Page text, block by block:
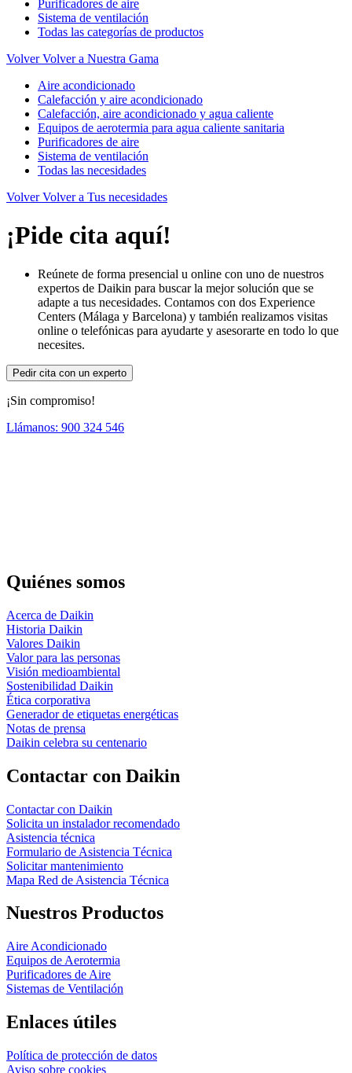
Purificadores de aire
Sistema de ventilación
Todas las categorías de productos
Volver Volver a Nuestra Gama
Aire acondicionado
Calefacción y aire acondicionado
Calefacción, aire acondicionado y agua caliente
Equipos de aerotermia para agua caliente sanitaria
Purificadores de aire
Sistema de ventilación
Todas las necesidades
Volver Volver a Tus necesidades
¡Pide cita aquí!
Reúnete de forma presencial u online con uno de nuestros
expertos de Daikin para buscar la mejor solución que se
adapte a tus necesidades. Contamos con dos Experience
Centers (Málaga y Barcelona) y también realizamos visitas
online o telefónicas para ayudarte y asesorarte en todo lo que
necesites.
Pedir cita con un experto
¡Sin compromiso!
Llámanos: 900 324 546
Quiénes somos
Acerca de Daikin
Historia Daikin
Valores Daikin
Valor para las personas
Visión medioambiental
Sostenibilidad Daikin
Ética corporativa
Generador de etiquetas energéticas
Notas de prensa
Daikin celebra su centenario
Contactar con Daikin
Contactar con Daikin
Solicita un instalador recomendado
Asistencia técnica
Formulario de Asistencia Técnica
Solicitar mantenimiento
Mapa Red de Asistencia Técnica
Nuestros Productos
Aire Acondicionado
Equipos de Aerotermia
Purificadores de Aire
Sistemas de Ventilación
Enlaces útiles
Política de protección de datos
Aviso sobre cookies